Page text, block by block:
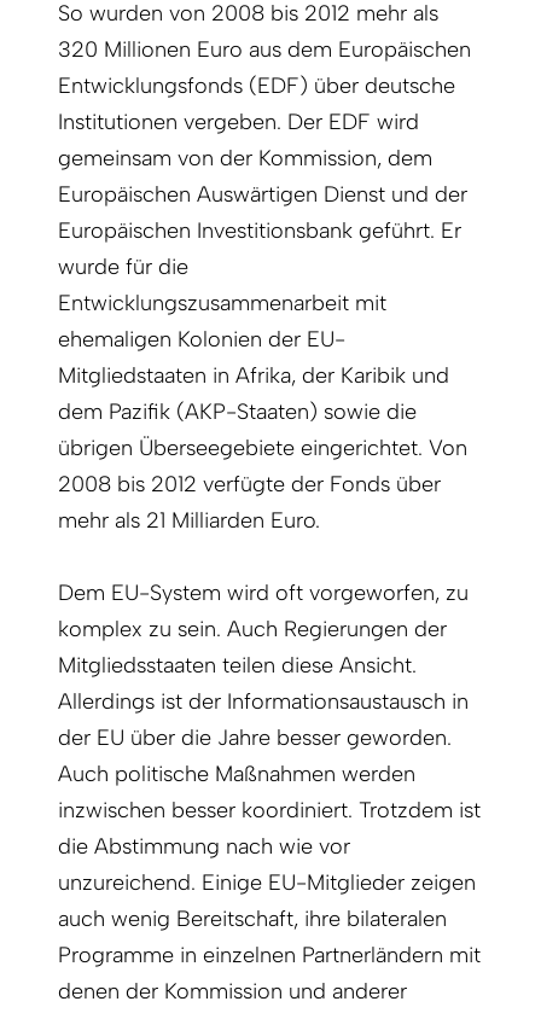
So wurden von 2008 bis 2012 mehr als
320 Millionen Euro aus dem Europäischen
Entwicklungsfonds (EDF) über deutsche
Institutionen vergeben. Der EDF wird
gemeinsam von der Kommission, dem
Europäischen Auswärtigen Dienst und der
Europäischen Investitionsbank geführt. Er
wurde für die
Entwicklungszusammenarbeit mit
ehemaligen Kolonien der EU-
Mitgliedstaaten in Afrika, der Karibik und
dem Pazifik (AKP-Staaten) sowie die
übrigen Überseegebiete eingerichtet. Von
2008 bis 2012 verfügte der Fonds über
mehr als 21 Milliarden Euro.
Dem EU-System wird oft vorgeworfen, zu
komplex zu sein. Auch Regierungen der
Mitgliedsstaaten teilen diese Ansicht.
Allerdings ist der Informationsaustausch in
der EU über die Jahre besser geworden.
Auch politische Maßnahmen werden
inzwischen besser koordiniert. Trotzdem ist
die Abstimmung nach wie vor
unzureichend. Einige EU-Mitglieder zeigen
auch wenig Bereitschaft, ihre bilateralen
Programme in einzelnen Partnerländern mit
denen der Kommission und anderer